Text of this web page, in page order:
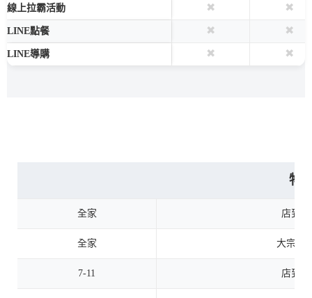
線上拉霸活動 ✖ ✖
LINE點餐 ✖ ✖
LINE導購 ✖ ✖
物
全家 店到
全家 大宗寄
7-11 店到